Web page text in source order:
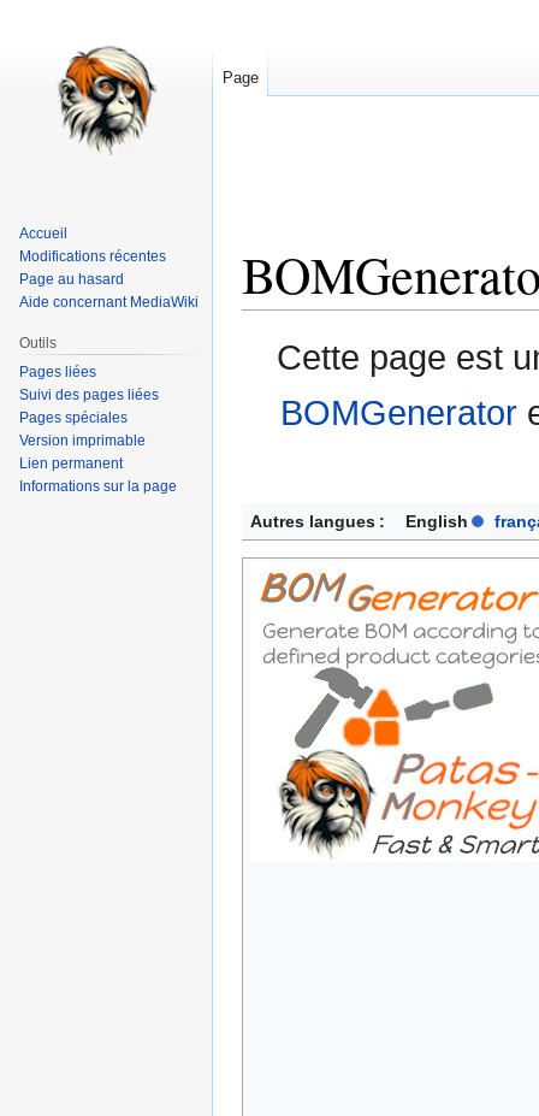
navigation
recherche
Cette page est
BOMGenerator
Autres langues : English
Page
Accueil
Modifications récentes
Page au hasard
Aide concernant MediaWiki
Outils
Pages liées
Suivi des pages liées
Pages spéciales
Version imprimable
Lien permanent
Informations sur la page